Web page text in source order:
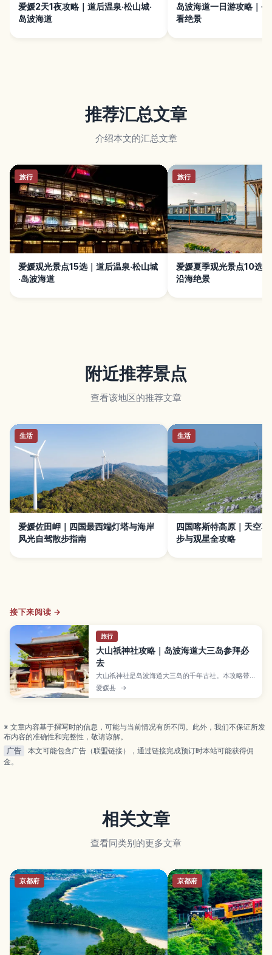
爱媛2天1夜攻略｜道后温泉·松山城·
岛波海道
岛波海道一日游攻略｜
看绝景
推荐汇总文章
介绍本文的汇总文章
旅行
爱媛观光景点15选｜道后温泉·松山城
·岛波海道
旅行
爱媛夏季观光景点10选
沿海绝景
附近推荐景点
查看该地区的推荐文章
生活
爱媛佐田岬｜四国最西端灯塔与海岸
风光自驾散步指南
生活
四国喀斯特高原｜天空
步与观星全攻略
接下来阅读 →
旅行
大山祇神社攻略｜岛波海道大三岛参拜必
去
大山祇神社是岛波海道大三岛的千年古社。本攻略带
你领略御神木、重要文化财社殿与宝物馆，静感岛上
信仰与历史。初访者也能掌握参拜流程与游览要点。
爱媛县 →
※ 文章内容基于撰写时的信息，可能与当前情况有所不同。此外，我们不保证所发
布内容的准确性和完整性，敬请谅解。
广告
本文可能包含广告（联盟链接），通过链接完成预订时本站可能获得佣
金。
相关文章
查看同类别的更多文章
京都府 京都府